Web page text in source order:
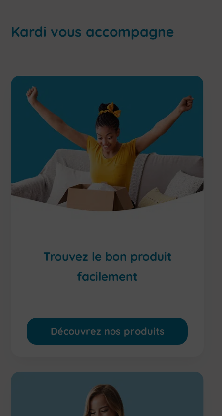
Kardi vous accompagne
Trouvez le bon produit
facilement
besoins !
vidéos de
main…
Notre service client est disponible
directement sur la boutique
Découvrez nos produits